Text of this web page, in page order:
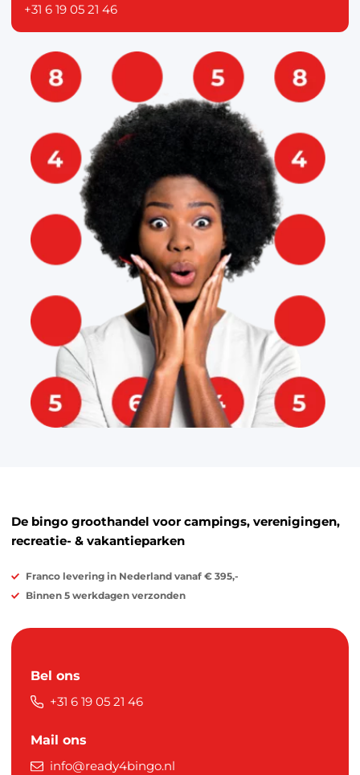
+31 6 19 05 21 46
De bingo groothandel voor campings, verenigingen,
recreatie- & vakantieparken
Franco levering in Nederland vanaf € 395,-
Binnen 5 werkdagen verzonden
Bel ons
+31 6 19 05 21 46
Mail ons
info@ready4bingo.nl